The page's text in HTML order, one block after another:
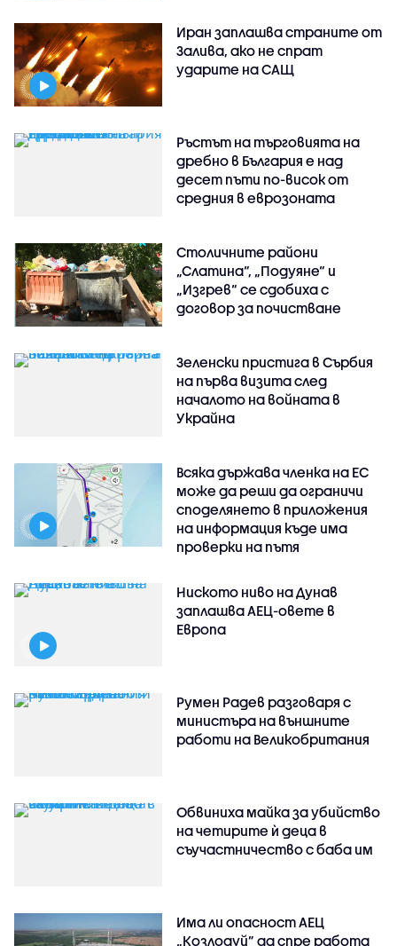
Иран заплашва страните от
Залива, ако не спрат
ударите на САЩ
Ръстът на търговията на
дребно в България е над
десет пъти по-висок от
средния в еврозоната
Столичните райони
„Слатина“, „Подуяне“ и
„Изгрев“ се сдобиха с
договор за почистване
Зеленски пристига в Сърбия
на първа визита след
началото на войната в
Украйна
Всяка държава членка на ЕС
може да реши да ограничи
споделянето в приложения
на информация къде има
проверки на пътя
Ниското ниво на Дунав
заплашва АЕЦ-овете в
Европа
Румен Радев разговаря с
министъра на външните
работи на Великобритания
Обвиниха майка за убийство
на четирите ѝ деца в
съучастничество с баба им
Има ли опасност АЕЦ
„Козлодуй” да спре работа